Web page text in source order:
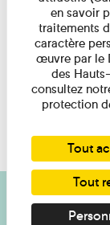
Je
en savoir
traitements
caractère
œuvre par le
des
consultez
protection
Tout
Tout